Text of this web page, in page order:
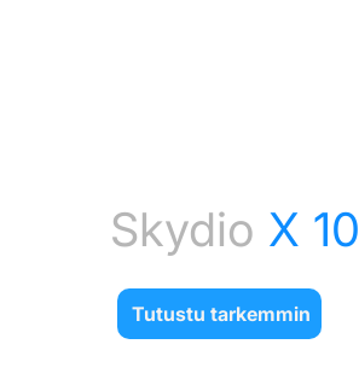
Skydio X 10
Tutustu tarkemmin